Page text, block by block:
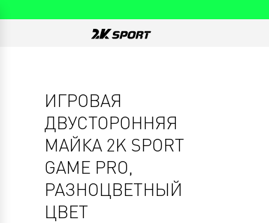
ИГРОВАЯ
ДВУСТОРОННЯЯ
МАЙКА 2K SPORT
GAME PRO,
РАЗНОЦВЕТНЫЙ
ЦВЕТ